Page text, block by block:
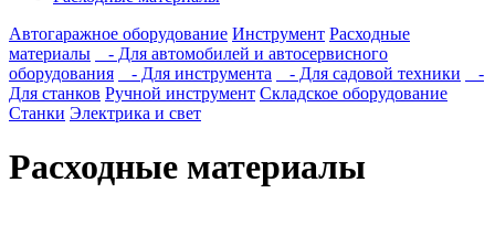
Автогаражное оборудование Инструмент Расходные
материалы
- Для автомобилей и автосервисного
оборудования
- Для инструмента - Для садовой техники
-
Для станков Ручной инструмент Складское оборудование
Станки Электрика и свет
Расходные материалы